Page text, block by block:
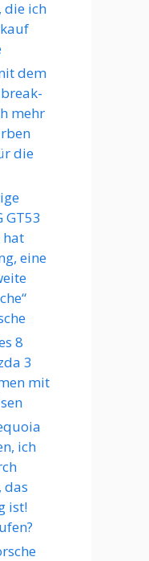
die ich
dem
mehr
die
GT53
hat
eine
8
3
mit
ich
das
ist!